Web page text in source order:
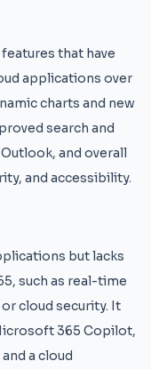
that have
applications over
charts and new
search and
and overall
and accessibility.
but lacks
such as real-time
cloud security. It
365 Copilot,
a cloud